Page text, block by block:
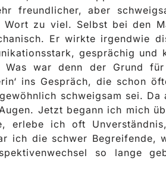
freundlicher, aber
zu viel. Selbst bei den
Er wirkte irgendwie
gesprächig und
war denn der Grund für
ins Gespräch, die schon
schweigsam sei.
Jetzt begann ich mich
erlebe ich oft
ich die schwer Begreifende,
so lange